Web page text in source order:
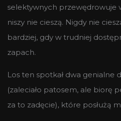
selektywnych przewędrowuje
niszy nie cieszą. Nigdy nie
bardziej, gdy w trudniej
zapach.
Los ten spotkał dwa genialne
(zaleciało patosem, ale biorę
za to zadęcie), które posłużą